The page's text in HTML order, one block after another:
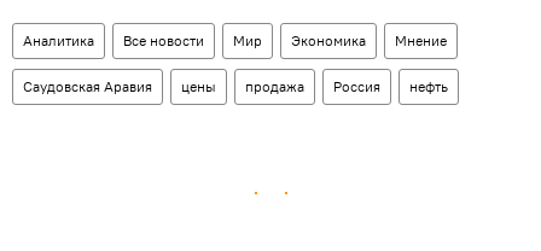
Аналитика Все новости Мир Экономика Мнение
Саудовская Аравия цены продажа Россия нефть